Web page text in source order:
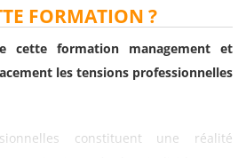
FORMATION ?
cette formation management et
les tensions professionnelles
constituent une réalité